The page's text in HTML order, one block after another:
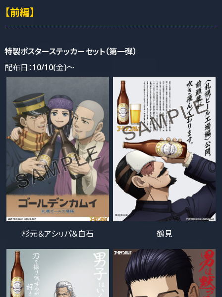
【前編】
特製ポスターステッカーセット（第一弾）
配布日：10/10(金)～
杉元＆アシㇼパ＆白石 鶴見